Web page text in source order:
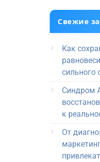
Свежие
Как
сильного
Синдром
к
От